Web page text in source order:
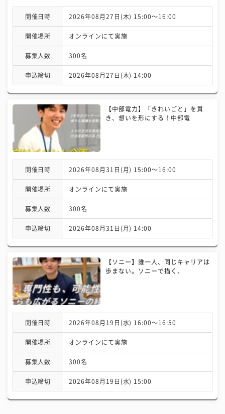
開催日時 2026年08月27日(木) 15:00〜16:00
開催場所 オンラインにて実施
募集人数 300名
申込締切 2026年08月27日(木) 14:00
【中部電力】「きれいごと」を貫
き、想いを形にする！中部電
開催日時 2026年08月31日(月) 15:00〜16:00
開催場所 オンラインにて実施
募集人数 300名
申込締切 2026年08月31日(月) 14:00
【ソニー】誰一人、同じキャリアは
歩まない。ソニーで描く、
開催日時 2026年08月19日(水) 16:00〜16:50
開催場所 オンラインにて実施
募集人数 300名
申込締切 2026年08月19日(水) 15:00